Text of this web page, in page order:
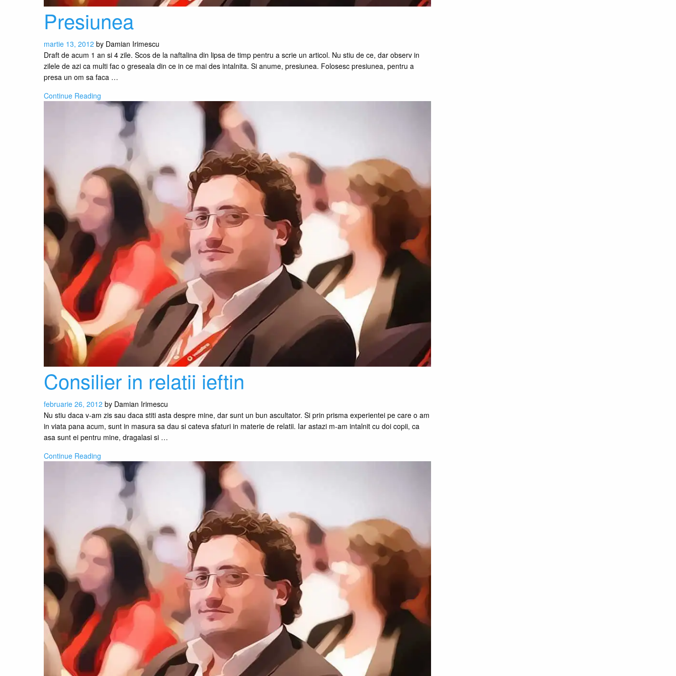
Presiunea
martie 13, 2012 by Damian Irimescu
Draft de acum 1 an si 4 zile. Scos de la naftalina din lipsa de timp pentru a scrie un articol. Nu stiu de ce, dar observ in
zilele de azi ca multi fac o greseala din ce in ce mai des intalnita. Si anume, presiunea. Folosesc presiunea, pentru a
presa un om sa faca …
Continue Reading
Consilier in relatii ieftin
februarie 26, 2012 by Damian Irimescu
Nu stiu daca v-am zis sau daca stiti asta despre mine, dar sunt un bun ascultator. Si prin prisma experientei pe care o am
in viata pana acum, sunt in masura sa dau si cateva sfaturi in materie de relatii. Iar astazi m-am intalnit cu doi copii, ca
asa sunt ei pentru mine, dragalasi si …
Continue Reading